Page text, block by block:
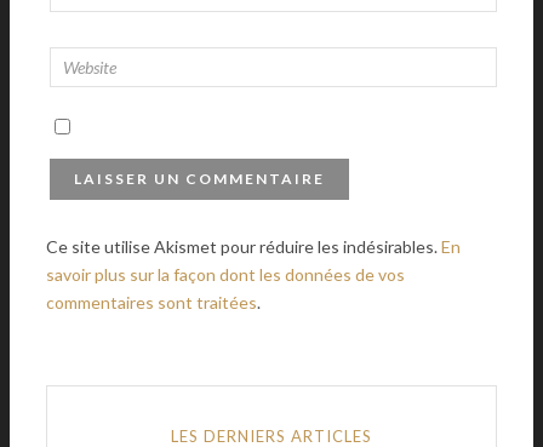
Ce site utilise Akismet pour réduire les indésirables.En
savoir plus sur la façon dont les données de vos
commentaires sont traitées.
LES DERNIERS ARTICLES